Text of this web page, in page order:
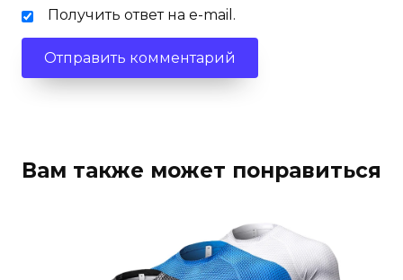
Получить ответ на e-mail.
Вам также может понравиться